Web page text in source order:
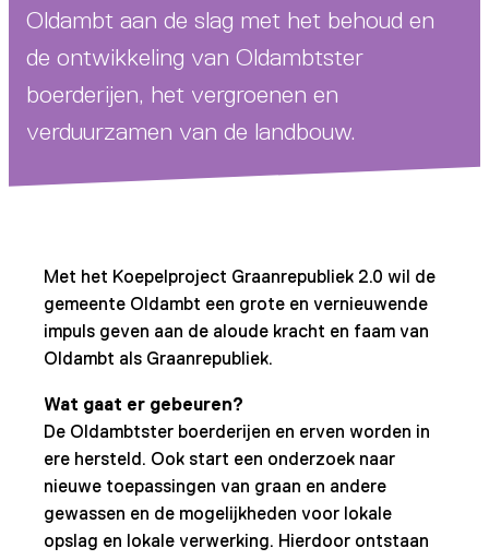
Oldambt aan de slag met het behoud en
de ontwikkeling van Oldambtster
boerderijen, het vergroenen en
verduurzamen van de landbouw.
Met het Koepelproject Graanrepubliek 2.0 wil de
gemeente Oldambt een grote en vernieuwende
impuls geven aan de aloude kracht en faam van
Oldambt als Graanrepubliek.
Wat gaat er gebeuren?
De Oldambtster boerderijen en erven worden in
ere hersteld. Ook start een onderzoek naar
nieuwe toepassingen van graan en andere
gewassen en de mogelijkheden voor lokale
opslag en lokale verwerking. Hierdoor ontstaan